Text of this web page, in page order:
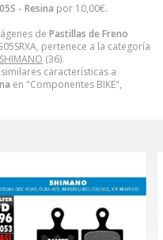
- Resina por 10,00€.
de Pastillas de Freno
pertenece a la categoría
SHIMANO (36).
características a
en "Componentes BIKE",